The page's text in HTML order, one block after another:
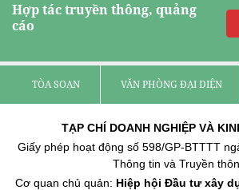
Hợp tác truyền thông, quảng
cáo
TÒA SOẠN VĂN PHÒNG ĐẠI DIỆN
TẠP CHÍ DOANH NGHIỆP VÀ
Giấy phép hoạt động số 598/GP-BTTTT
Thông tin và Truyền
Cơ quan chủ quản: Hiệp hội Đầu tư xây